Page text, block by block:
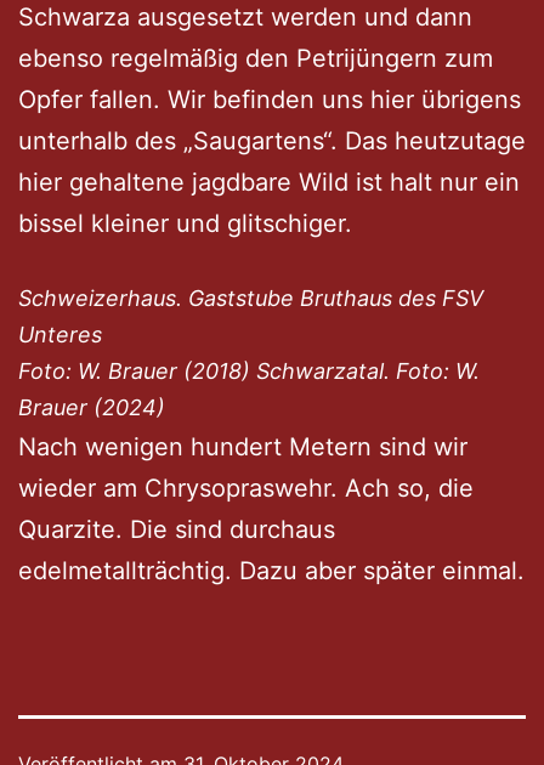
Schwarza ausgesetzt werden und dann
ebenso regelmäßig den Petrijüngern zum
Opfer fallen. Wir befinden uns hier übrigens
unterhalb des „Saugartens“. Das heutzutage
hier gehaltene jagdbare Wild ist halt nur ein
bissel kleiner und glitschiger.
Schweizerhaus. Gaststube Bruthaus des FSV
Unteres
Foto: W. Brauer (2018) Schwarzatal. Foto: W.
Brauer (2024)
Nach wenigen hundert Metern sind wir
wieder am Chrysopraswehr. Ach so, die
Quarzite. Die sind durchaus
edelmetallträchtig. Dazu aber später einmal.